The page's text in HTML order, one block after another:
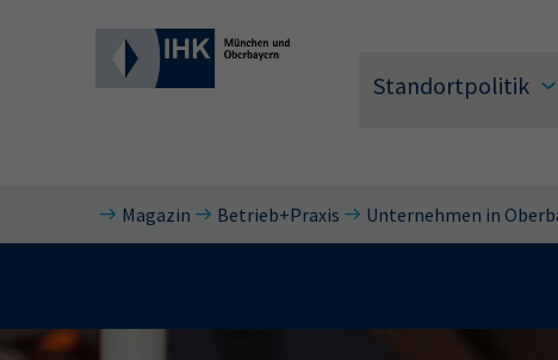
Standortpolitik
Wonach
Magazin Betrieb+Praxis Unternehmen in